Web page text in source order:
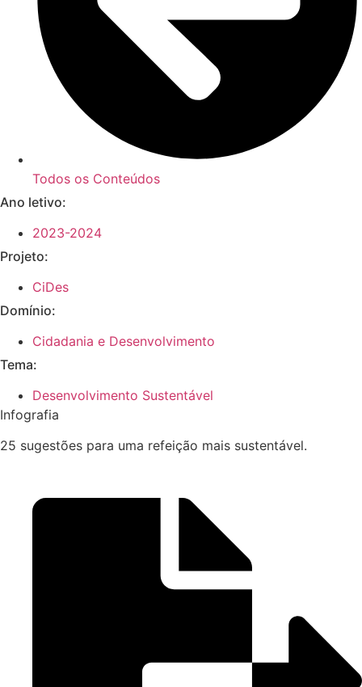
Todos os Conteúdos
Ano letivo:
2023-2024
Projeto:
CiDes
Domínio:
Cidadania e Desenvolvimento
Tema:
Desenvolvimento Sustentável
Infografia
25 sugestões para uma refeição mais sustentável.